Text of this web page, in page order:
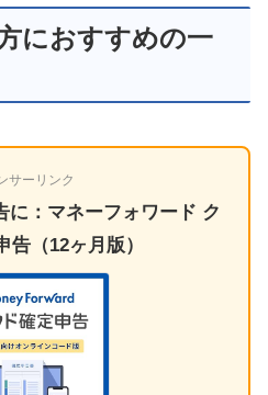
におすすめの一
サーリンク
に：マネーフォワード ク
告（12ヶ月版）